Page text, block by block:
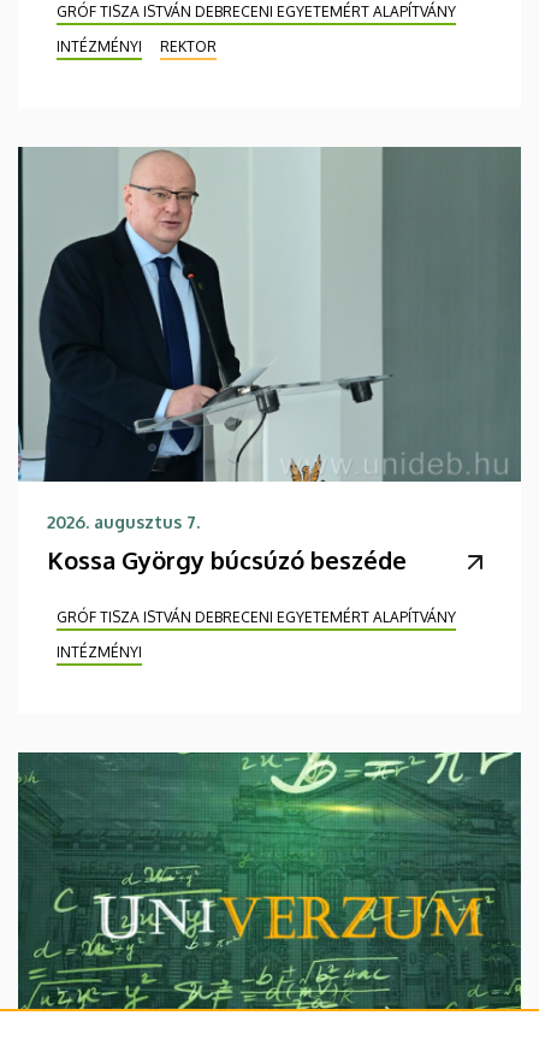
GRÓF TISZA ISTVÁN DEBRECENI EGYETEMÉRT ALAPÍTVÁNY
INTÉZMÉNYI
REKTOR
2026. augusztus 7.
Kossa György búcsúzó beszéde
GRÓF TISZA ISTVÁN DEBRECENI EGYETEMÉRT ALAPÍTVÁNY
INTÉZMÉNYI